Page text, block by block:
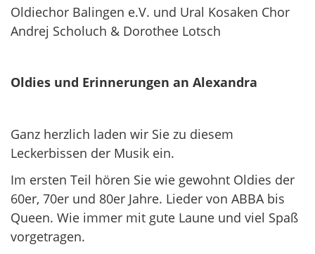
Oldiechor Balingen e.V. und Ural Kosaken Chor
Andrej Scholuch & Dorothee Lotsch
Oldies und Erinnerungen an Alexandra
Ganz herzlich laden wir Sie zu diesem
Leckerbissen der Musik ein.
Im ersten Teil hören Sie wie gewohnt Oldies der
60er, 70er und 80er Jahre. Lieder von ABBA bis
Queen. Wie immer mit gute Laune und viel Spaß
vorgetragen.